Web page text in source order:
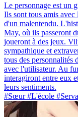
Le personnage est un
Ils sont tous amis
d'un malentendu.
May, où ils passeront
joueront à des jeux.
sympathique et
tous des personnalités
avec l'utilisateur. Au
interagiront entre eux
leurs sentiments.
#Sœur #L'école